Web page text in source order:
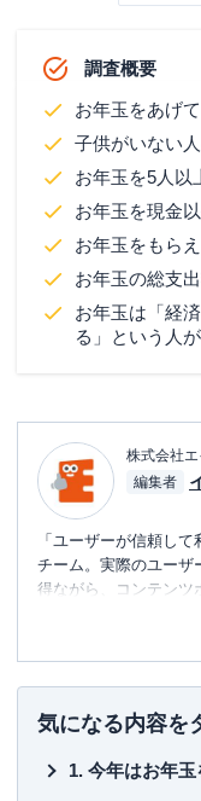
調査概要
お年玉をあげ
子供がいない
お年玉を5人以
お年玉を現金
お年玉をもら
お年玉の総支
お年玉は「経
る」という人
株式会社
編集者
「ユーザーが信頼し
チーム。実際のユーザ
得ながら、コンテンツ
ます。暮らしに関す
■書籍
初心者でもわかる！お
■保有資格
KTAA団体シルバー認
気になる内容を
今年はお年玉